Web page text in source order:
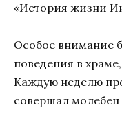
«История жизни
Особое внимание
поведения в
Каждую неделю
совершал молебен